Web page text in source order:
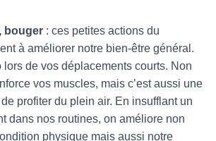
bouger : ces petites actions du
à améliorer notre bien-être général.
lors de vos déplacements courts. Non
vos muscles, mais c’est aussi une
profiter du plein air. En insufflant un
dans nos routines, on améliore non
physique mais aussi notre